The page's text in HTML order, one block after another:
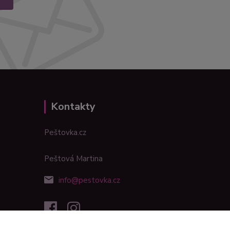
Kontakty
Peštovka.cz
Peštová Martina
info@pestovka.cz